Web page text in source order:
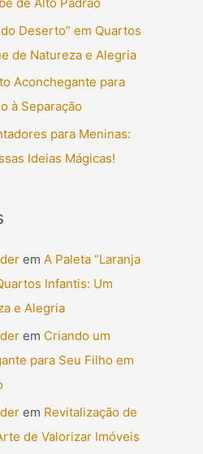
Deserto” em Quartos
de Natureza e Alegria
Aconchegante para
à Separação
para Meninas:
Ideias Mágicas!
em A Paleta “Laranja
Infantis: Um
e Alegria
em Criando um
para Seu Filho em
em Revitalização de
de Valorizar Imóveis